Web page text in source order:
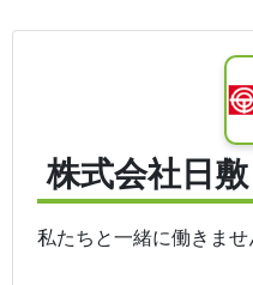
株式会社日敷
私たちと一緒に働きませ